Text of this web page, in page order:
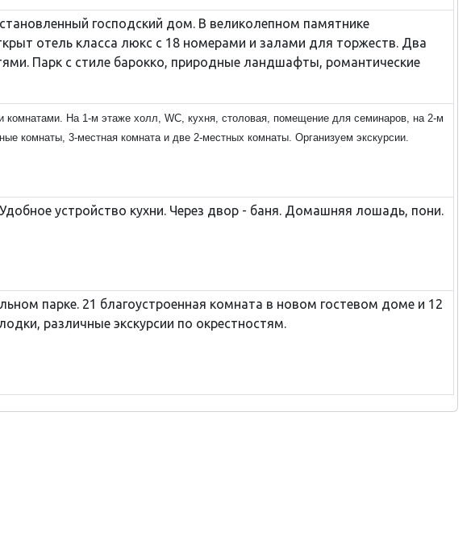
господский дом. В великолепном памятнике
отель класса люкс с 18 номерами и залами для торжеств. Два
Парк с стиле барокко, природные ландшафты, романтические
комнатами. На 1-м этаже холл, WC, кухня, столовая, помещение для семинаров, на 2-м
комнаты, 3-местная комната и две 2-местных комнаты. Организуем экскурсии.
устройство кухни. Через двор - баня. Домашняя лошадь, пони.
парке. 21 благоустроенная комната в новом гостевом доме и 12
различные экскурсии по окрестностям.